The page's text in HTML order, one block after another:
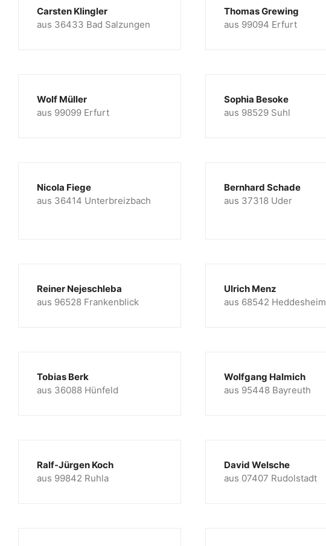
Carsten Klingler
aus 36433 Bad Salzungen
Thomas Grewing
aus 99094 Erfurt
Wolf Müller
aus 99099 Erfurt
Sophia Besoke
aus 98529 Suhl
Nicola Fiege
aus 36414 Unterbreizbach
Bernhard Schade
aus 37318 Uder
Reiner Nejeschleba
aus 96528 Frankenblick
Ulrich Menz
aus 68542 Heddesheim
Tobias Berk
aus 36088 Hünfeld
Wolfgang Halmich
aus 95448 Bayreuth
Ralf-Jürgen Koch
aus 99842 Ruhla
David Welsche
aus 07407 Rudolstadt